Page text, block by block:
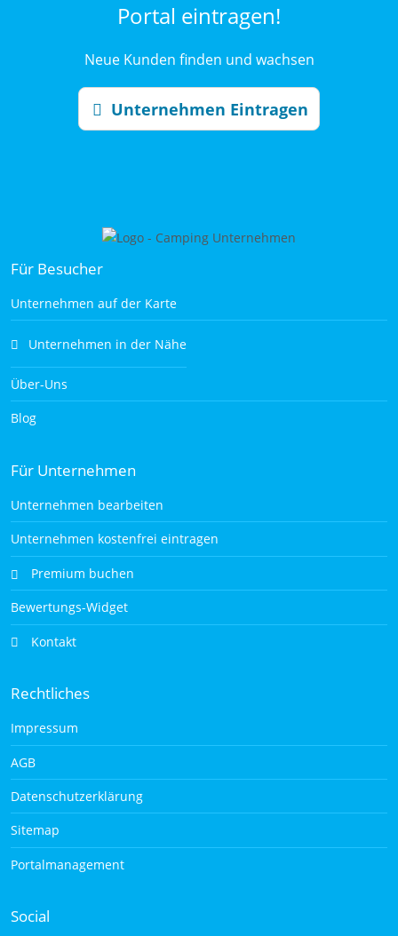
Portal eintragen!
Neue Kunden finden und wachsen
Unternehmen Eintragen
Für Besucher
Unternehmen auf der Karte
Unternehmen in der Nähe
Über-Uns
Blog
Für Unternehmen
Unternehmen bearbeiten
Unternehmen kostenfrei eintragen
Premium buchen
Bewertungs-Widget
Kontakt
Rechtliches
Impressum
AGB
Datenschutzerklärung
Sitemap
Portalmanagement
Social